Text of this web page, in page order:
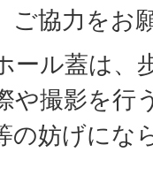
ご協力をお
ール蓋は、
や撮影を行
の妨げにな